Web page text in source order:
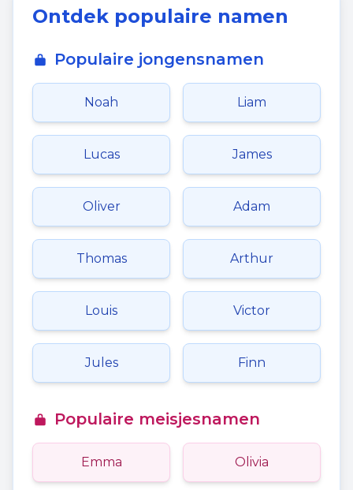
Ontdek populaire namen
Populaire jongensnamen
Noah Liam
Lucas James
Oliver Adam
Thomas Arthur
Louis Victor
Jules Finn
Populaire meisjesnamen
Emma Olivia